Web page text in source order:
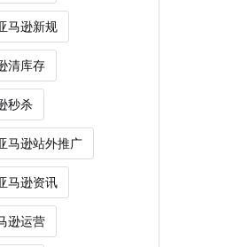
马逊新规
清库存
秒杀
马逊站外推广
马逊资讯
逊运营